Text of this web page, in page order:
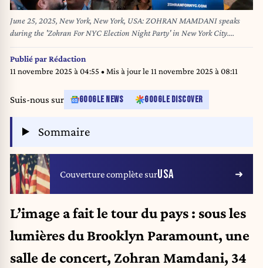
June 25, 2025, New York, New York, USA: ZOHRAN MAMDANI speaks
during the 'Zohran For NYC Election Night Party' in New York City.
Democratic nominee Zohran Mamdani and his supporters gathered for a
'Zohran For NYC Election Night Party' in New York City. Mamdani would
lead the first round of the Democratic Primary, with Andrew Cuomo
via ZUMA Press Wire)
Publié parRédaction
11 novembre 2025 à 04:55 • Mis à jour le 11 novembre 2025 à 08:11
Suis-nous sur GOOGLE NEWS GOOGLE DISCOVER
Sommaire
Couverture complète surUSA
L’image a fait le tour du pays : sous les
lumières du Brooklyn Paramount, une
salle de concert, Zohran Mamdani, 34